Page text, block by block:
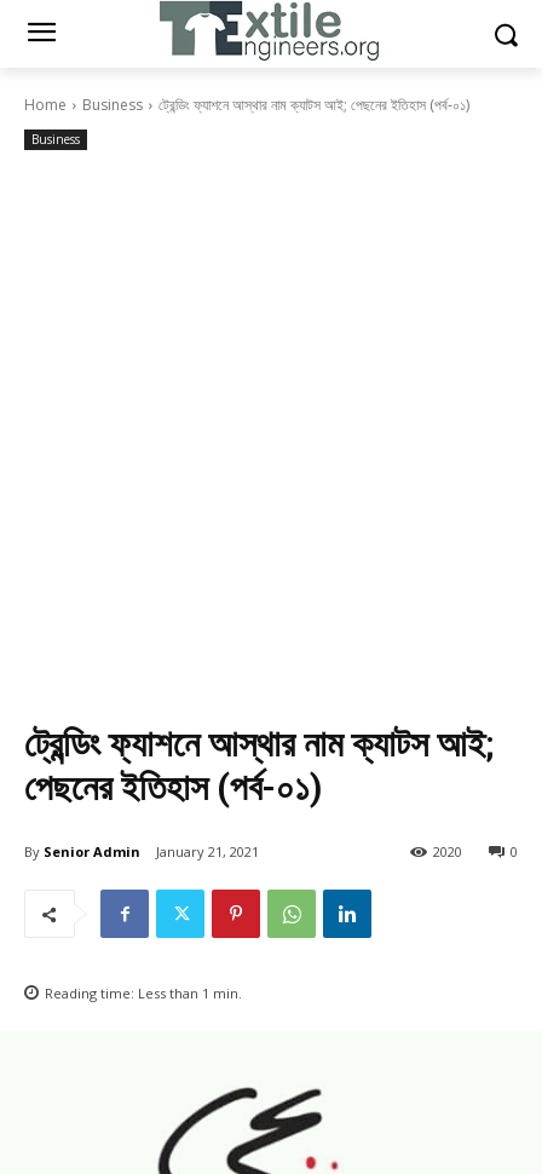
Home Business ট্রেন্ডিং ফ্যাশনে আস্থার নাম ক্যাটস আই; পেছনের ইতিহাস (পর্ব-০১)
Business
ট্রেন্ডিং ফ্যাশনে আস্থার নাম ক্যাটস আই;
পেছনের ইতিহাস (পর্ব-০১)
By Senior Admin January 21, 2021 0
2020
Reading time: Less than 1 min.